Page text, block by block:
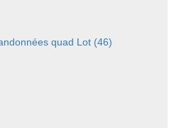
quad Lot (46)